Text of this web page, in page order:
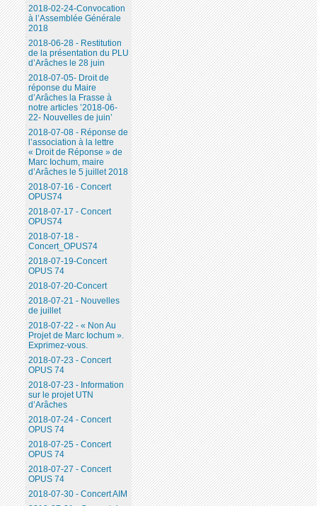
2018-02-24-Convocation
à l’Assemblée Générale
2018
2018-06-28 - Restitution
de la présentation du PLU
d’Arâches le 28 juin
2018-07-05- Droit de
réponse du Maire
d’Arâches la Frasse à
notre articles ’2018-06-
22- Nouvelles de juin’
2018-07-08 - Réponse de
l’association à la lettre
« Droit de Réponse » de
Marc Iochum, maire
d’Arâches le 5 juillet 2018
2018-07-16 - Concert
OPUS74
2018-07-17 - Concert
OPUS74
2018-07-18 -
Concert_OPUS74
2018-07-19-Concert
OPUS 74
2018-07-20-Concert
2018-07-21 - Nouvelles
de juillet
2018-07-22 - « Non Au
Projet de Marc Iochum ».
Exprimez-vous.
2018-07-23 - Concert
OPUS 74
2018-07-23 - Information
sur le projet UTN
d’Arâches
2018-07-24 - Concert
OPUS 74
2018-07-25 - Concert
OPUS 74
2018-07-27 - Concert
OPUS 74
2018-07-30 - Concert AIM